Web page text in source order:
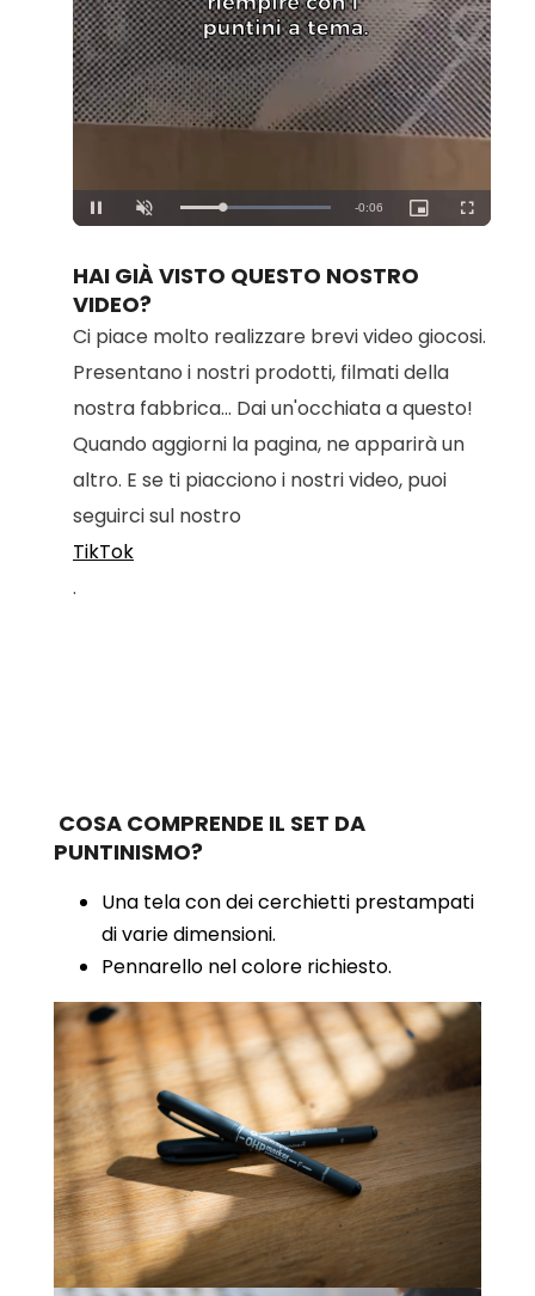
Unmute Loaded:
100.00%
HAI GIÀ VISTO QUESTO NOSTRO
VIDEO?
Ci piace molto realizzare brevi video giocosi.
Presentano i nostri prodotti, filmati della
nostra fabbrica... Dai un'occhiata a questo!
Quando aggiorni la pagina, ne apparirà un
altro. E se ti piacciono i nostri video, puoi
seguirci sul nostro
TikTok
.
COSA COMPRENDE IL SET DA
PUNTINISMO?
Una tela con dei cerchietti prestampati
di varie dimensioni.
Pennarello nel colore richiesto.